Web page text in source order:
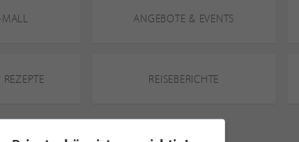
ANGEBOTE & EVENTS
REISEBERICHTE